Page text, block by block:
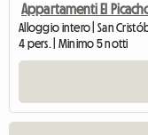
Appartamenti El
Alloggio intero | San
4 pers. | Minimo 5 notti